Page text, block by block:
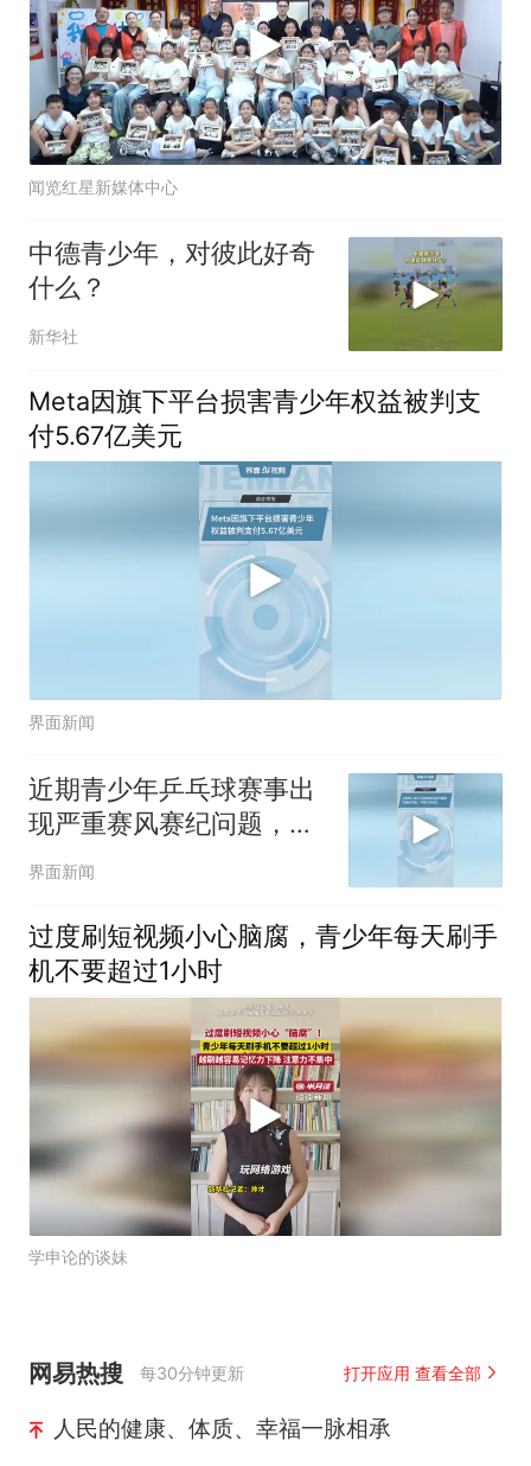
闻览红星新媒体中心
中德青少年，对彼此好奇
什么？
新华社
Meta因旗下平台损害青少年权益被判支
付5.67亿美元
界面新闻
近期青少年乒乓球赛事出
现严重赛风赛纪问题，中
国乒协发文
界面新闻
过度刷短视频小心脑腐，青少年每天刷手
机不要超过1小时
学申论的谈妹
网易热搜 每30分钟更新 打开应用 查看全部
人民的健康、体质、幸福一脉相承